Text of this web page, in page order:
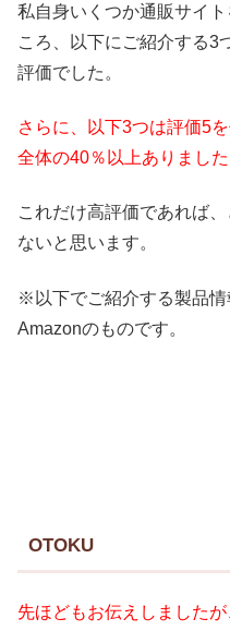
私自身いくつか通販サイ
ころ、以下にご紹介する3
評価でした。
さらに、以下3つは評価5
全体の40％以上ありました
これだけ高評価であれば
ないと思います。
※以下でご紹介する製品情
Amazonのものです。
OTOKU
先ほどもお伝えしました